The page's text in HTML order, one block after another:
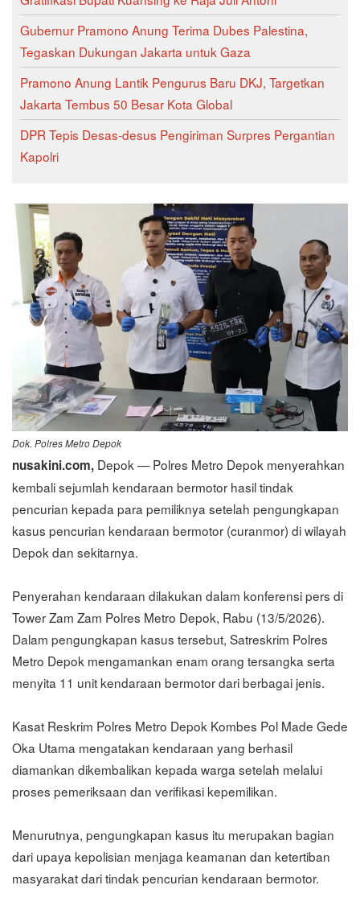
Gubernur Pramono Anung Terima Dubes Palestina,
Tegaskan Dukungan Jakarta untuk Gaza
Pramono Anung Lantik Pengurus Baru DKJ, Targetkan
Jakarta Tembus 50 Besar Kota Global
DPR Tepis Desas-desus Pengiriman Surpres Pergantian
Kapolri
Dok. Polres Metro Depok
nusakini.com, Depok — Polres Metro Depok menyerahkan
kembali sejumlah kendaraan bermotor hasil tindak
pencurian kepada para pemiliknya setelah pengungkapan
kasus pencurian kendaraan bermotor (curanmor) di wilayah
Depok dan sekitarnya.
Penyerahan kendaraan dilakukan dalam konferensi pers di
Tower Zam Zam Polres Metro Depok, Rabu (13/5/2026).
Dalam pengungkapan kasus tersebut, Satreskrim Polres
Metro Depok mengamankan enam orang tersangka serta
menyita 11 unit kendaraan bermotor dari berbagai jenis.
Kasat Reskrim Polres Metro Depok Kombes Pol Made Gede
Oka Utama mengatakan kendaraan yang berhasil
diamankan dikembalikan kepada warga setelah melalui
proses pemeriksaan dan verifikasi kepemilikan.
Menurutnya, pengungkapan kasus itu merupakan bagian
dari upaya kepolisian menjaga keamanan dan ketertiban
masyarakat dari tindak pencurian kendaraan bermotor.